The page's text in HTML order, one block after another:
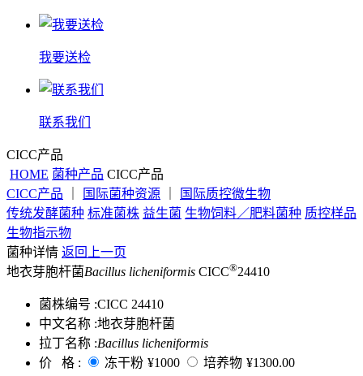
我要送检
联系我们
CICC产品
HOME 菌种产品 CICC产品
CICC产品
国际菌种资源
国际质控微生物
传统发酵菌种 标准菌株 益生菌 生物饲料／肥料菌种 质控样品
生物指示物
菌种详情 返回上一页
地衣芽胞杆菌Bacillus licheniformis CICC®24410
菌株编号 :CICC 24410
中文名称 :地衣芽胞杆菌
拉丁名称 :Bacillus licheniformis
价 格 :
冻干粉 ¥1000 培养物 ¥1300.00